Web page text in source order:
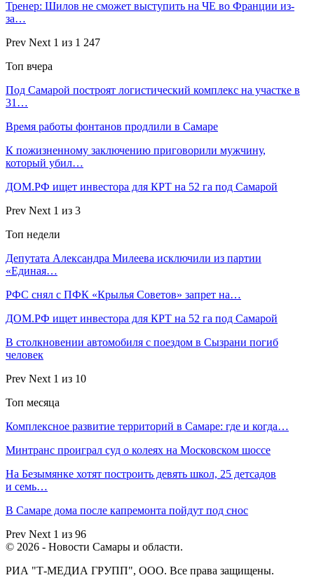
Тренер: Шилов не сможет выступить на ЧЕ во Франции из-
за…
Prev Next 1 из 1 247
Топ вчера
Под Самарой построят логистический комплекс на участке в
31…
Время работы фонтанов продлили в Самаре
К пожизненному заключению приговорили мужчину,
который убил…
ДОМ.РФ ищет инвестора для КРТ на 52 га под Самарой
Prev Next 1 из 3
Топ недели
Депутата Александра Милеева исключили из партии
«Единая…
РФС снял с ПФК «Крылья Советов» запрет на…
ДОМ.РФ ищет инвестора для КРТ на 52 га под Самарой
В столкновении автомобиля с поездом в Сызрани погиб
человек
Prev Next 1 из 10
Топ месяца
Комплексное развитие территорий в Самаре: где и когда…
Минтранс проиграл суд о колеях на Московском шоссе
На Безымянке хотят построить девять школ, 25 детсадов
и семь…
В Самаре дома после капремонта пойдут под снос
Prev Next 1 из 96
© 2026 - Новости Самары и области.
РИА "Т-МЕДИА ГРУПП", ООО. Все права защищены.